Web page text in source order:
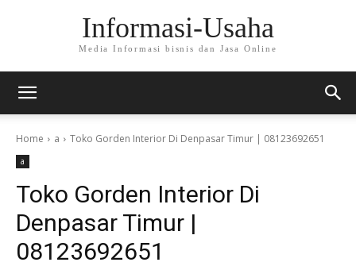
Informasi-Usaha
Media Informasi bisnis dan Jasa Online
Home a Toko Gorden Interior Di Denpasar Timur | 08123692651
a
Toko Gorden Interior Di
Denpasar Timur |
08123692651